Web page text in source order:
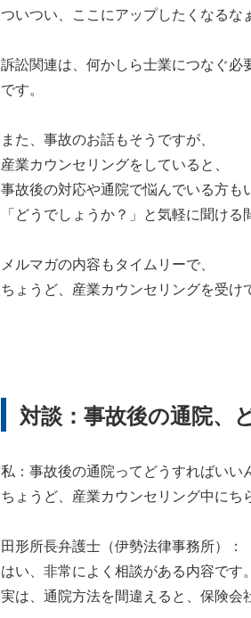
ついつい、ここにアップしたくなるな
訴訟関連は、何かしら士業につなぐ
です。
また、事故のお話もそうですが、
産業カウンセリングをしていると、
事故後の対応や通院で悩んでいる方も
「どうでしょうか？」と気軽に聞ける
メルマガの内容もタイムリーで、
ちょうど、産業カウンセリングを受け
対談：事故後の通院、
私：事故後の通院ってどうすればいい
ちょうど、産業カウンセリング中にち
田形所長弁護士（伊勢法律事務所）：
はい、非常によく相談がある内容です。
実は、通院方法を間違えると、保険会